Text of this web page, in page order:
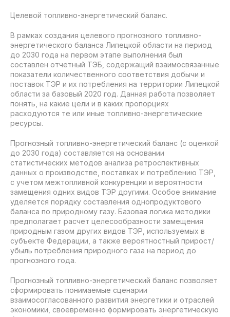
Целевой топливно-энергетический баланс.
В рамках создания целевого прогнозного топливно-
энергетического баланса Липецкой области на период
до 2030 года на первом этапе выполнения был
составлен отчетный ТЭБ, содержащий взаимосвязанные
показатели количественного соответствия добычи и
поставок ТЭР и их потребления на территории Липецкой
области за базовый 2020 год. Данная работа позволяет
понять, на какие цели и в каких пропорциях
расходуются те или иные топливно-энергетические
ресурсы.
Прогнозный топливно-энергетический баланс (с оценкой
до 2030 года) составляется на основании
статистических методов анализа ретроспективных
данных о производстве, поставках и потреблению ТЭР,
с учетом межтопливной конкуренции и вероятности
замещения одних видов ТЭР другими. Особое внимание
уделяется порядку составления однопродуктового
баланса по природному газу. Базовая логика методики
предполагает расчет целесообразности замещения
природным газом других видов ТЭР, используемых в
субъекте Федерации, а также вероятностный прирост/
убыль потребления природного газа на период до
прогнозного года.
Прогнозный топливно-энергетический баланс позволяет
сформировать понимаемые сценарии
взаимосогласованного развития энергетики и отраслей
экономики, своевременно формировать энергетическую